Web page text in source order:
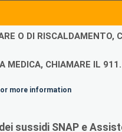
O DI RISCALDAMENTO,
MEDICA, CHIAMARE IL 911.
more information
sussidi SNAP e